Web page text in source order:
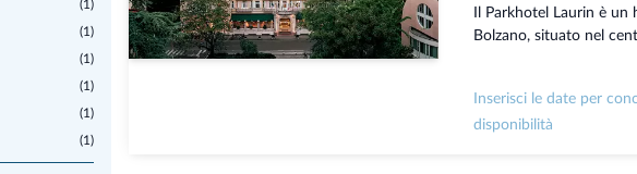
(1)
(1)
(1)
(1)
(1)
(1)
Il Parkhotel Laurin è
Bolzano, situato nel
Inserisci le date per
disponibilità